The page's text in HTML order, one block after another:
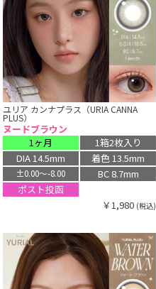
ユリア カンナプラス（URIA CANNA
PLUS）
ヌードブラウン
1ヶ月
1箱2枚入り
DIA 14.5mm
着色 13.5mm
±0.00〜-8.00
BC 8.7mm
ポスト投函
￥1,980 (税込)